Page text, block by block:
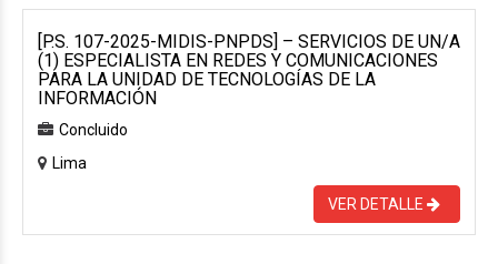
[P.S. 107-2025-MIDIS-PNPDS] – SERVICIOS DE UN/A
(1) ESPECIALISTA EN REDES Y COMUNICACIONES
PARA LA UNIDAD DE TECNOLOGÍAS DE LA
INFORMACIÓN
Concluido
Lima
VER DETALLE